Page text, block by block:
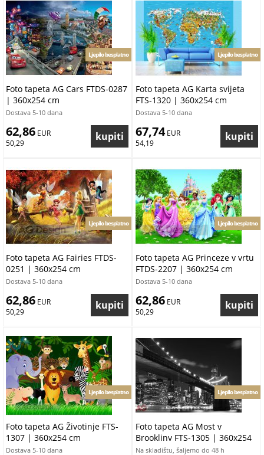
Foto tapeta AG Cars FTDS-0287
| 360x254 cm
Ljepilo besplatno
Dostava 5-10 dana
62,86 EUR
50,29
Foto tapeta AG Karta svijeta
FTS-1320 | 360x254 cm
Ljepilo besplatno
Dostava 5-10 dana
67,74 EUR
54,19
Foto tapeta AG Fairies FTDS-
0251 | 360x254 cm
Ljepilo besplatno
Dostava 5-10 dana
62,86 EUR
50,29
Foto tapeta AG Princeze v vrtu
FTDS-2207 | 360x254 cm
Ljepilo besplatno
Dostava 5-10 dana
62,86 EUR
50,29
Foto tapeta AG Životinje FTS-
1307 | 360x254 cm
Ljepilo besplatno
Dostava 5-10 dana
Foto tapeta AG Most v
Brooklinv FTS-1305 | 360x254
cm
Ljepilo besplatno
Na skladištu, šaljemo do 48 h